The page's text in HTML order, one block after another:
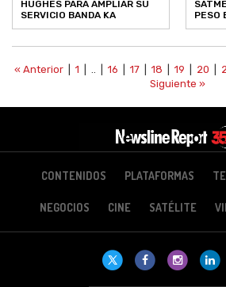
HUGHES PARA AMPLIAR SU
SERVICIO BANDA KA
PESO
« Anterior 1 16 17 18 19 20
Siguiente »
CONTENIDOS PLATAFORMAS
NEGOCIOS CINE SATÉLITE